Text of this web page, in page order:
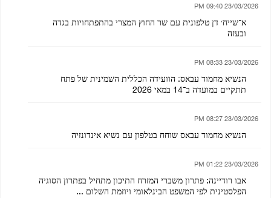
23/03/2026 09:40 PM
א־שייח׳ דן טלפונית עם שר החוץ המצרי בהתפתחויות בגדה
ובעזה
23/03/2026 08:33 PM
הנשיא מחמוד עבאס: הוועידה הכללית השמינית של פתח
תתקיים במועדה ב־14 במאי 2026
23/03/2026 08:27 PM
הנשיא מחמוד עבאס שוחח בטלפון עם נשיא אינדונזיה
23/03/2026 01:22 PM
אבו רודיינה: פתרון משברי המזרח התיכון מתחיל בפתרון הסוגיה
הפלסטינית לפי המשפט הבינלאומי ויוזמת השלום ...